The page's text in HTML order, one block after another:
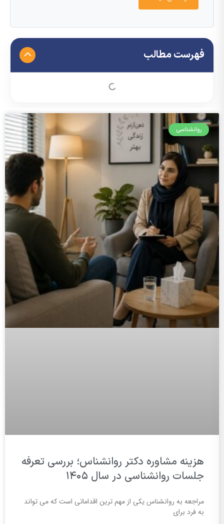
فهرست مطالب
روانشناسی
هزینه مشاوره دکتر روانشناس؛ بررسی تعرفه
جلسات روانشناسی در سال ۱۴۰۵
مراجعه به روانشناس یکی از مهم ترین اقداماتی است که می تواند
به فرد برای